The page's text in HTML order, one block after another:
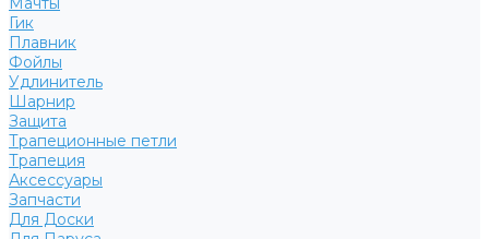
Гик
Плавник
Фойлы
Удлинитель
Шарнир
Защита
Трапеционные петли
Трапеция
Аксессуары
Запчасти
Для Доски